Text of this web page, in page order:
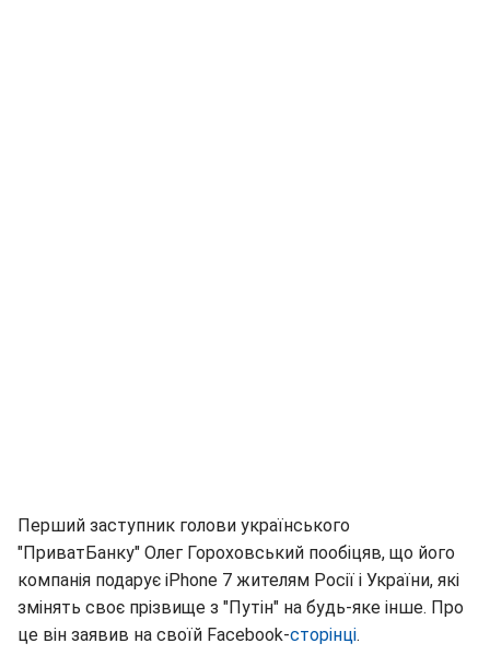
Перший заступник голови українського
"ПриватБанку" Олег Гороховський пообіцяв, що його
компанія подарує iPhone 7 жителям Росії і України, які
змінять своє прізвище з "Путін" на будь-яке інше. Про
це він заявив на своїй Facebook-сторінці.